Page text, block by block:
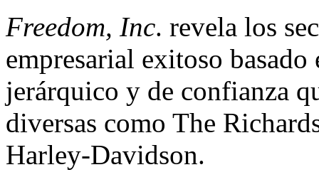
Freedom, Inc. revela los
empresarial exitoso
jerárquico y de confianza
diversas como The
Harley-Davidson.